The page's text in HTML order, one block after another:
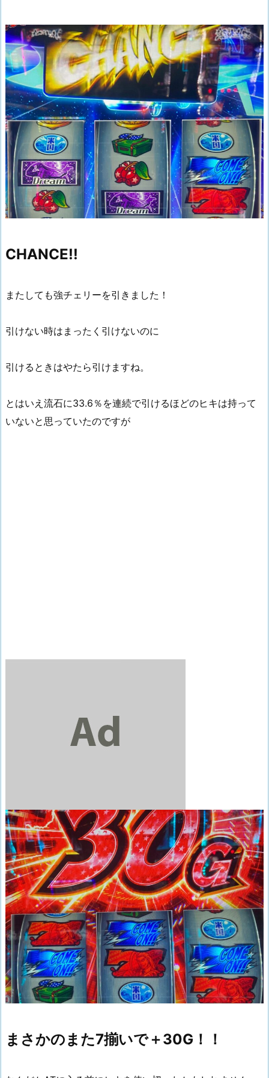
CHANCE!!
またしても強チェリーを引きました！
引けない時はまったく引けないのに
引けるときはやたら引けますね。
とはいえ流石に33.6％を連続で引けるほどのヒキは持って
いないと思っていたのですが
まさかのまた7揃いで＋30G！！